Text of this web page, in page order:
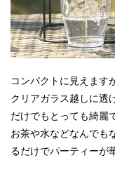
コンパクトに見えます
クリアガラス越しに透
だけでもとっても綺麗
お茶や水などなんでも
るだけでパーティーが